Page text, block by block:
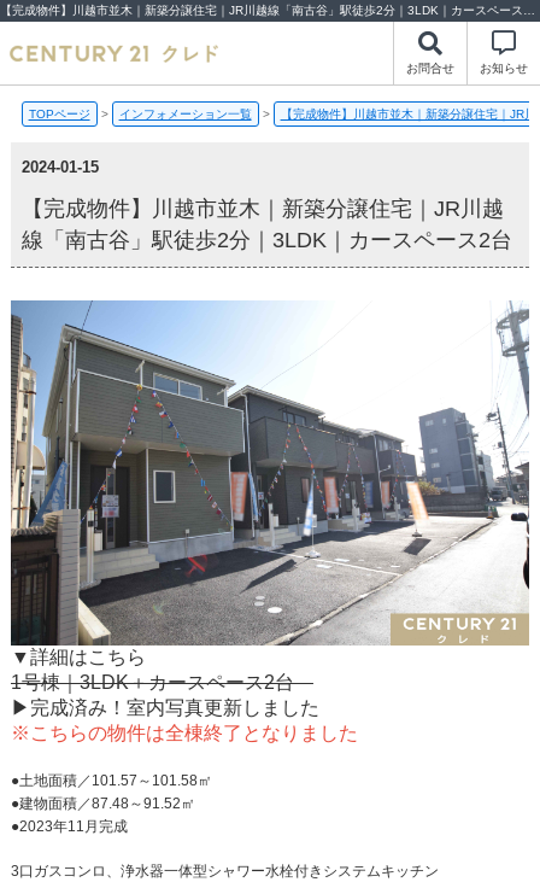
お問合せ お知らせ
TOPページ > インフォメーション一覧 > 【完成物件】川越市並木｜新築分譲住宅｜JR
2024-01-15
【完成物件】川越市並木｜新築分譲住宅｜JR川越
線「南古谷」駅徒歩2分｜3LDK｜カースペース2台
▼詳細はこちら
1号棟｜3LDK＋カースペース2台
▶完成済み！室内写真更新しました
※こちらの物件は全棟終了となりました
●土地面積／101.57～101.58㎡
●建物面積／87.48～91.52㎡
●2023年11月完成
3口ガスコンロ、浄水器一体型シャワー水栓付きシステムキッチン